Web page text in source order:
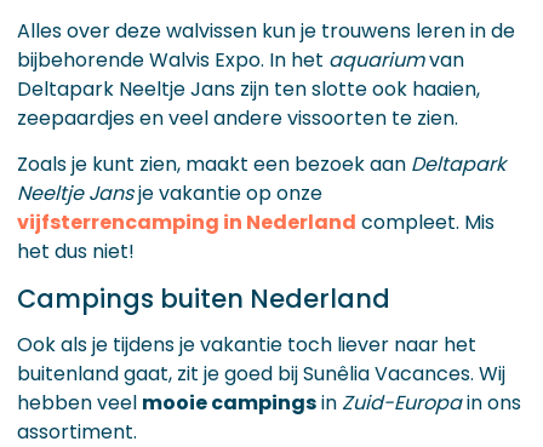
Alles over deze walvissen kun je trouwens leren in de
bijbehorende Walvis Expo. In het aquariumvan
Deltapark Neeltje Jans zijn ten slotte ook haaien,
zeepaardjes en veel andere vissoorten te zien.
Zoals je kunt zien, maakt een bezoek aan Deltapark
Neeltje Jansje vakantie op onze
vijfsterrencamping in Nederland compleet. Mis
het dus niet!
Campings buiten Nederland
Ook als je tijdens je vakantie toch liever naar het
buitenland gaat, zit je goed bij Sunêlia Vacances. Wij
hebben veel mooie campingsinZuid-Europain ons
assortiment.